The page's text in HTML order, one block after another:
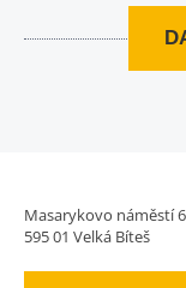
Masarykovo náměstí
595 01 Velká Bíteš